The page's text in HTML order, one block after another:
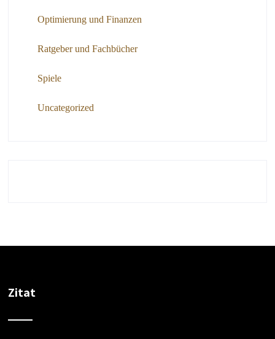
Optimierung und Finanzen
Ratgeber und Fachbücher
Spiele
Uncategorized
Zitat